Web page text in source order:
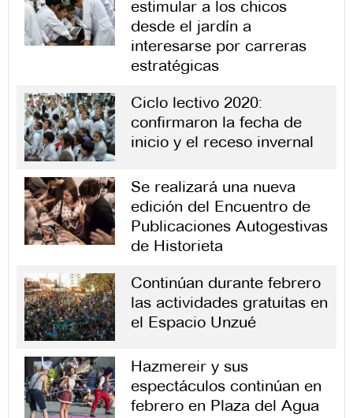
estimular a los chicos
desde el jardín a
interesarse por carreras
estratégicas
Ciclo lectivo 2020:
confirmaron la fecha de
inicio y el receso invernal
Se realizará una nueva
edición del Encuentro de
Publicaciones Autogestivas
de Historieta
Continúan durante febrero
las actividades gratuitas en
el Espacio Unzué
Hazmereir y sus
espectáculos continúan en
febrero en Plaza del Agua